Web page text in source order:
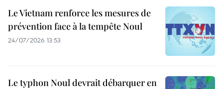
Le Vietnam renforce les mesures de
prévention face à la tempête Noul
24/07/2026 13:53
Le typhon Noul devrait débarquer en